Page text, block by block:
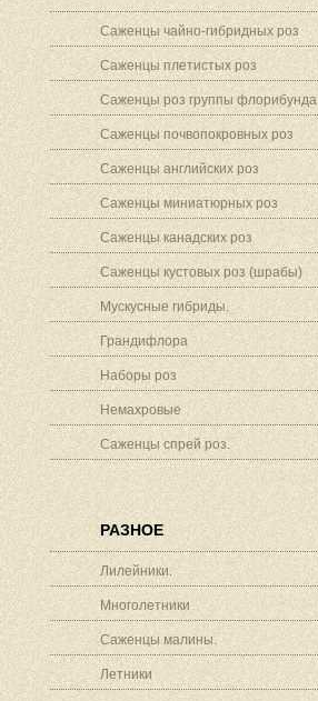
Саженцы чайно-гибридных роз
Саженцы плетистых роз
Саженцы роз группы флорибунда
Саженцы почвопокровных роз
Саженцы английских роз
Саженцы миниатюрных роз
Саженцы канадских роз
Саженцы кустовых роз (шрабы)
Мускусные гибриды.
Грандифлора
Наборы роз
Немахровые
Саженцы спрей роз.
РАЗНОЕ
Лилейники.
Многолетники
Саженцы малины.
Летники